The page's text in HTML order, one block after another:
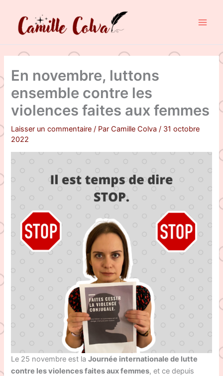
contenu
En novembre, luttons
ensemble contre les
violences faites aux femmes
Laisser un commentaire / ParCamille Colva/ 31 octobre
2022
Le 25 novembre est laJournée internationale de lutte
contre les violences faites aux femmes, et ce depuis